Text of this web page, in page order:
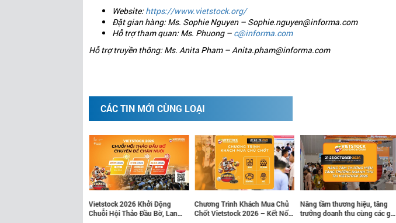
Website: https://www.vietstock.org/
Đặt gian hàng: Ms. Sophie Nguyen – Sophie.nguyen@informa.com
Hỗ trợ tham quan: Ms. Phuong – c@informa.com
Hỗ trợ truyền thông: Ms. Anita Pham – Anita.pham@informa.com
CÁC TIN MỚI CÙNG LOẠI
Vietstock 2026 Khởi Động
Chuỗi Hội Thảo Đầu Bờ, Lan
Chương Trình Khách Mua Chủ
Chốt Vietstock 2026 – Kết Nối
Nâng tầm thương hiệu, tăng
trưởng doanh thu cùng các gói